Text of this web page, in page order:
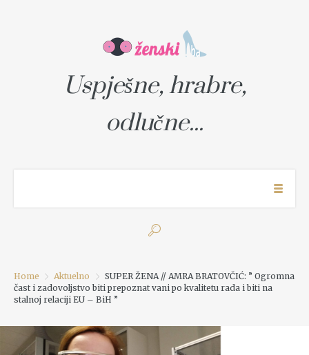
Uspješne, hrabre,
odlučne...
Home Aktuelno
SUPER ŽENA // AMRA BRATOVČIĆ: ” Ogromna
čast i zadovoljstvo biti prepoznat vani po kvalitetu rada i biti na
stalnoj relaciji EU – BiH ”